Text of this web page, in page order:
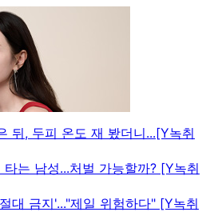
뒤, 두피 온도 재 봤더니...[Y녹취
는 남성...처벌 가능할까? [Y녹취
대 금지'..."제일 위험하다" [Y녹취